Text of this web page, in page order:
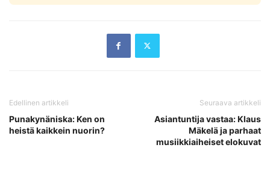
Edellinen artikkeli
Punakynäniska: Ken on
heistä kaikkein nuorin?
Seuraava artikkeli
Asiantuntija vastaa: Klaus
Mäkelä ja parhaat
musiikkiaiheiset elokuvat